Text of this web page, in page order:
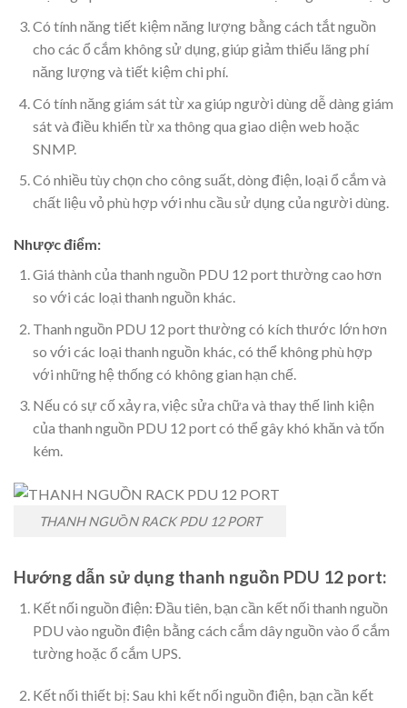
Có tính năng tiết kiệm năng lượng bằng cách tắt nguồn
cho các ổ cắm không sử dụng, giúp giảm thiểu lãng phí
năng lượng và tiết kiệm chi phí.
Có tính năng giám sát từ xa giúp người dùng dễ dàng giám
sát và điều khiển từ xa thông qua giao diện web hoặc
SNMP.
Có nhiều tùy chọn cho công suất, dòng điện, loại ổ cắm và
chất liệu vỏ phù hợp với nhu cầu sử dụng của người dùng.
Nhược điểm:
Giá thành của thanh nguồn PDU 12 port thường cao hơn
so với các loại thanh nguồn khác.
Thanh nguồn PDU 12 port thường có kích thước lớn hơn
so với các loại thanh nguồn khác, có thể không phù hợp
với những hệ thống có không gian hạn chế.
Nếu có sự cố xảy ra, việc sửa chữa và thay thế linh kiện
của thanh nguồn PDU 12 port có thể gây khó khăn và tốn
kém.
THANH NGUỒN RACK PDU 12 PORT
Hướng dẫn sử dụng thanh nguồn PDU 12 port:
Kết nối nguồn điện: Đầu tiên, bạn cần kết nối thanh nguồn
PDU vào nguồn điện bằng cách cắm dây nguồn vào ổ cắm
tường hoặc ổ cắm UPS.
Kết nối thiết bị: Sau khi kết nối nguồn điện, bạn cần kết